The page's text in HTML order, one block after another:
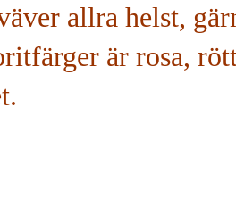
allra helst,
är rosa,